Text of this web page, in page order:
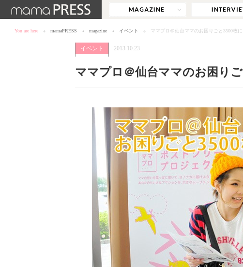
You are here mamaPRESS magazine イベント ママプロ＠仙台ママのお困りごと3500枚に
イベント 2013.10.23
ママプロ＠仙台ママのお困りご